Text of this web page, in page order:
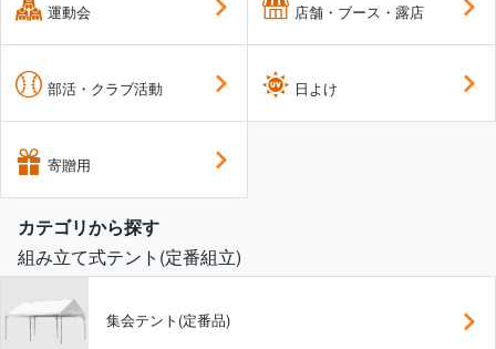
運動会
部活・クラブ活動
寄贈用
店舗・ブース・露店
日よけ
カテゴリから探す
組み立て式テント(定番組立)
集会テント(定番品)